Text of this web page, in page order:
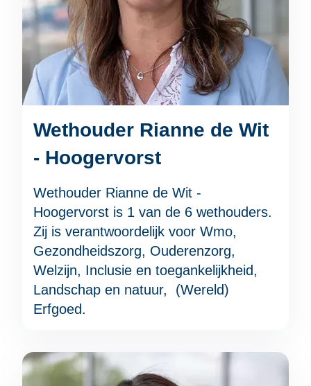
Wethouder Rianne de Wit
- Hoogervorst
Wethouder Rianne de Wit -
Hoogervorst is 1 van de 6 wethouders.
Zij is verantwoordelijk voor Wmo,
Gezondheidszorg, Ouderenzorg,
Welzijn, Inclusie en toegankelijkheid,
Landschap en natuur, (Wereld)
Erfgoed.